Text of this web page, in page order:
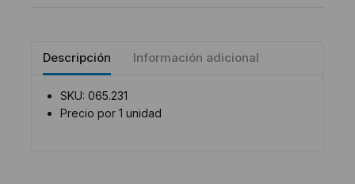
Descripción Información adicional
SKU: 065.231
Precio por 1 unidad